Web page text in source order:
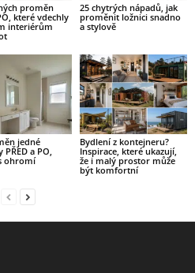
proměn
které vdechly
interiérům
25 chytrých nápadů, jak
proměnit ložnici snadno
a stylově
jedné
PŘED a PO,
ohromí
Bydlení z kontejneru?
Inspirace, které ukazují,
že i malý prostor může
být komfortní